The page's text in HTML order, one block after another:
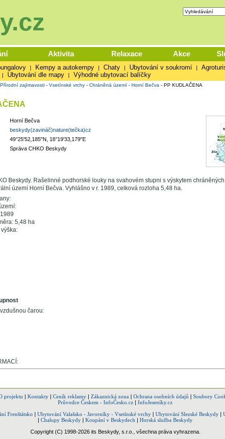
Aktivita Relaxace Akce
| Kempy a autokempy | Chaty | Ubytování v soukromí |
| Ubytování dle mapy | Výhodné ubytovací balíčky
Přírodní zajímavosti- Vsetínské vrchy- Chráněná území- Horní Bečva - PP KUDLAČENA
Horní Bečva
beskydy(zavináč)nature(tečka)cz
49°25'52,185"N, 18°19'33,179"E
Správa CHKO Beskydy
Beskydy. Rašelinné podhorské louky na svahovém stupni s výskytem
území Horní Bečva. Vyhlášno v r. 1989, celková rozloha 5,48 ha.
5,48 ha
čarou:
projektu | Kontakty| Ceník reklamy| Zákaznická zona| Ochrana osobních údajů | Soubory
Průvodce Českem - InfoČesko.cz | InfoJeseníky.cz
Frenštátsko | Ubytování Valašsko - Javorníky - Vsetínské vrchy | Ubytování Slezské Beskydy |
| Chalupy Beskydy | Koupání v Beskydech | Horská služba Beskydy
Copyright (C) 1998-2026 its Beskydy, s.r.o., všechna práva vyhrazena.